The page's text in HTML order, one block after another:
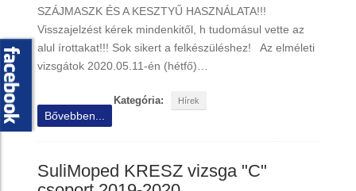
SZÁJMASZK ÉS A KESZTYŰ HASZNÁLATA!!!
Visszajelzést kérek mindenkitől, h tudomásul vette az
alul írottakat!!! Sok sikert a felkészüléshez! Az elméleti
vizsgátok 2020.05.11-én (hétfő)…
Kategória: Hírek
Bővebben...
SuliMoped KRESZ vizsga "C"